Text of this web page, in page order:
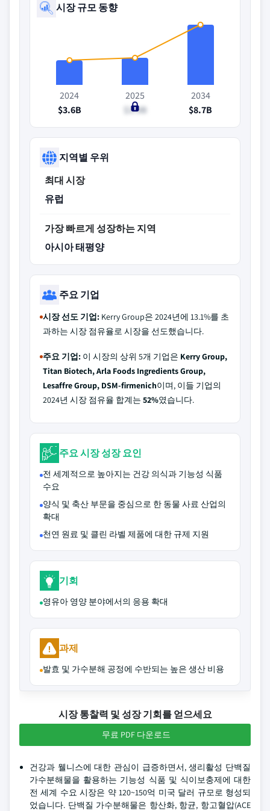
시장 규모 동향
2024
$3.6B
2025
$3.9B
2034
$8.7B
지역별 우위
최대 시장
유럽
가장 빠르게 성장하는 지역
아시아 태평양
주요 기업
시장 선도 기업: Kerry Group은 2024년에 13.1%를 초
과하는 시장 점유율로 시장을 선도했습니다.
주요 기업: 이 시장의 상위 5개 기업은 Kerry Group,
Titan Biotech, Arla Foods Ingredients Group,
Lesaffre Group, DSM-firmenich이며, 이들 기업의
2024년 시장 점유율 합계는 52%였습니다.
주요 시장 성장 요인
전 세계적으로 높아지는 건강 의식과 기능성 식품
수요
양식 및 축산 부문을 중심으로 한 동물 사료 산업의
확대
천연 원료 및 클린 라벨 제품에 대한 규제 지원
기회
영유아 영양 분야에서의 응용 확대
과제
발효 및 가수분해 공정에 수반되는 높은 생산 비용
시장 통찰력 및 성장 기회를 얻으세요
무료 PDF 다운로드
건강과 웰니스에 대한 관심이 급증하면서, 생리활성 단백질
가수분해물을 활용하는 기능성 식품 및 식이보충제에 대한
전 세계 수요 시장은 약 120~150억 미국 달러 규모로 형성되
었습니다. 단백질 가수분해물은 항산화, 항균, 항고혈압(ACE